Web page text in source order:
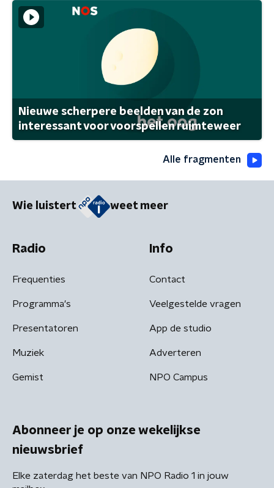
Nieuwe scherpere beelden van de zon
interessant voor voorspellen ruimteweer
Alle fragmenten
Wie luistert weet meer
Radio
Frequenties
Programma's
Presentatoren
Muziek
Gemist
Info
Contact
Veelgestelde vragen
App de studio
Adverteren
NPO Campus
Abonneer je op onze wekelijkse
nieuwsbrief
Elke zaterdag het beste van NPO Radio 1 in jouw